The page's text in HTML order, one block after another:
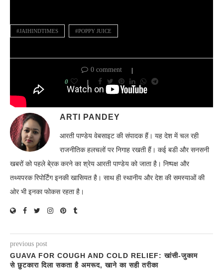
#JAIHINDTIMES #POPPY JUICE
0 comment
0
ARTI PANDEY
आरती पाण्डेय वेबसाइट की संपादक हैं। यह देश में चल रही
राजनीतिक हलचलों पर निगाह रखती हैं। कई बडी और सनसनी
खबरों को पहले बे्रक करने का श्रेय आरती पाण्डेय को जाता है। निष्पक्ष और
तथ्यपरक रिपोर्टिंग इनकी खासियत है। साथ ही स्थानीय और देश की समस्याओं की
ओर भी इनका फोकस रहता है।
previous post
GUAVA FOR COUGH AND COLD RELIEF: खांसी-जुकाम
से छुटकारा दिला सकता है अमरूद, खाने का सही तरीका